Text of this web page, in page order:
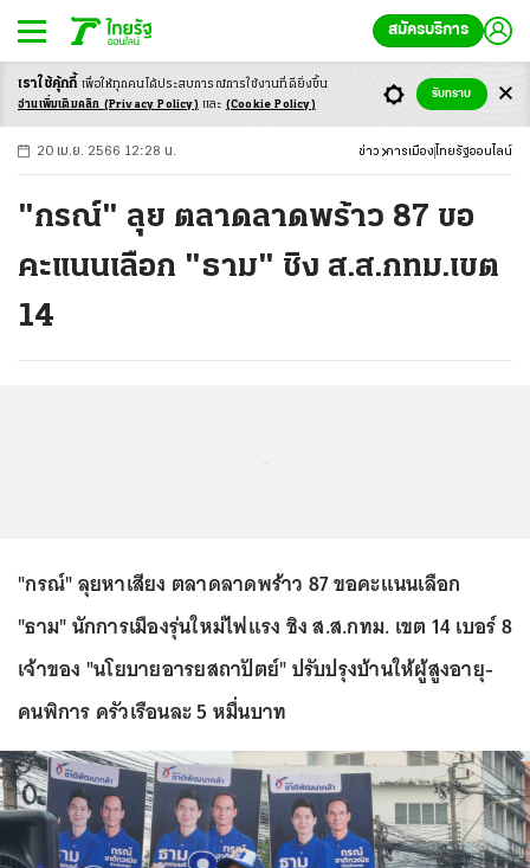
สมัครบริการ
-ก ก ก+
20 เม.ย. 2566 12:28 น. ข่าว การเมือง ไทยรัฐออนไลน์
"กรณ์" ลุย ตลาดลาดพร้าว 87 ขอ
คะแนนเลือก "ธาม" ชิง ส.ส.กทม.เขต
14
"กรณ์" ลุยหาเสียง ตลาดลาดพร้าว 87 ขอคะแนนเลือก
"ธาม" นักการเมืองรุ่นใหม่ไฟแรง ชิง ส.ส.กทม. เขต 14 เบอร์ 8
เจ้าของ "นโยบายอารยสถาปัตย์" ปรับปรุงบ้านให้ผู้สูงอายุ-
คนพิการ ครัวเรือนละ 5 หมื่นบาท
เราใช้คุ้กกี้ เพื่อให้ทุกคนได้ประสบการณ์การใช้งานที่ดียิ่งขึ้น
อ่านเพิ่มเติมคลิก (Privacy Policy) และ (Cookie Policy)
รับทราบ